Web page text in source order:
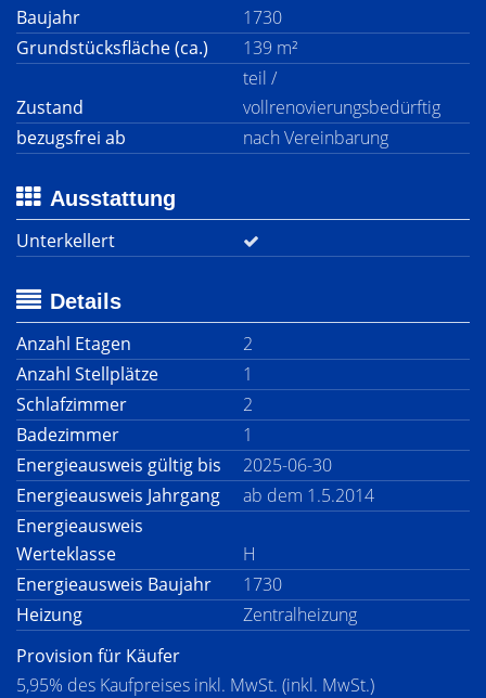
Baujahr
1730
Grundstücksfläche (ca.)
139 m²
Zustand
teil /
vollrenovierungsbedürftig
bezugsfrei ab
nach Vereinbarung
Ausstattung
Unterkellert
Details
Anzahl Etagen
2
Anzahl Stellplätze
1
Schlafzimmer
2
Badezimmer
1
Energieausweis gültig bis
2025-06-30
Energieausweis Jahrgang
ab dem 1.5.2014
Energieausweis
Werteklasse
H
Energieausweis Baujahr
1730
Heizung
Zentralheizung
Provision für Käufer
5,95% des Kaufpreises inkl. MwSt. (inkl. MwSt.)